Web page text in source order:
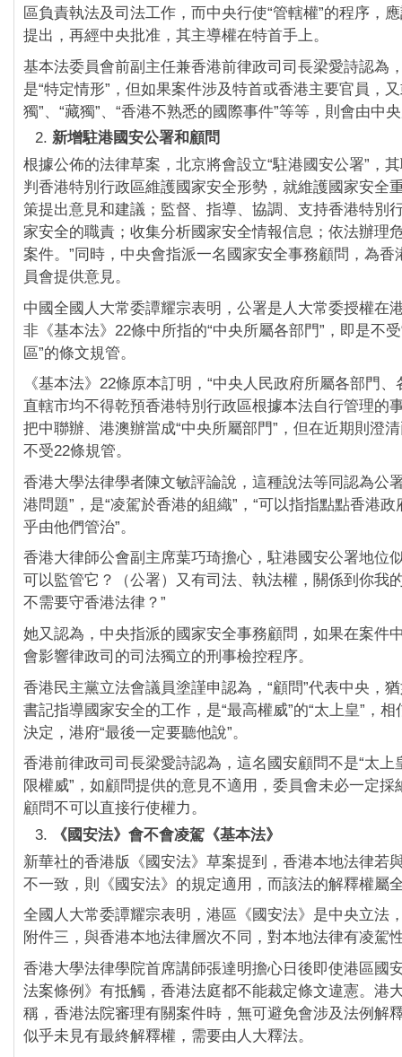
區負責執法及司法工作，而中央行使“管轄權”的程序，
提出，再經中央批准，其主導權在特首手上。
基本法委員會前副主任兼香港前律政司司長梁愛詩認為
是“特定情形”，但如果案件涉及特首或香港主要官員，
獨”、“藏獨”、“香港不熟悉的國際事件”等等，則會由中
新增駐港國安公署和顧問
根據公佈的法律草案，北京將會設立“駐港國安公署”，
判香港特別行政區維護國家安全形勢，就維護國家安全
策提出意見和建議；監督、指導、協調、支持香港特別
家安全的職責；收集分析國家安全情報信息；依法辦理
案件。”同時，中央會指派一名國家安全事務顧問，為香
員會提供意見。
中國全國人大常委譚耀宗表明，公署是人大常委授權在
非《基本法》22條中所指的“中央所屬各部門”，即是不
區”的條文規管。
《基本法》22條原本訂明，“中央人民政府所屬各部門
直轄市均不得乾預香港特別行政區根據本法自行管理的
把中聯辦、港澳辦當成“中央所屬部門”，但在近期則澄
不受22條規管。
香港大學法律學者陳文敏評論說，這種說法等同認為公
港問題”，是“凌駕於香港的組織”，“可以指指點點香港
乎由他們管治”。
香港大律師公會副主席葉巧琦擔心，駐港國安公署地位
可以監管它？（公署）又有司法、執法權，關係到你我
不需要守香港法律？”
她又認為，中央指派的國家安全事務顧問，如果在案件
會影響律政司的司法獨立的刑事檢控程序。
香港民主黨立法會議員塗謹申認為，“顧問”代表中央，
書記指導國家安全的工作，是“最高權威”的“太上皇”，
決定，港府“最後一定要聽他說”。
香港前律政司司長梁愛詩認為，這名國安顧問不是“太上
限權威”，如顧問提供的意見不適用，委員會未必一定採
顧問不可以直接行使權力。
《國安法》會不會凌駕《基本法》
新華社的香港版《國安法》草案提到，香港本地法律若
不一致，則《國安法》的規定適用，而該法的解釋權屬
全國人大常委譚耀宗表明，港區《國安法》是中央立法
附件三，與香港本地法律層次不同，對本地法律有凌駕
香港大學法律學院首席講師張達明擔心日後即使港區國
法案條例》有抵觸，香港法庭都不能裁定條文違憲。港
稱，香港法院審理有關案件時，無可避免會涉及法例解
似乎未見有最終解釋權，需要由人大釋法。